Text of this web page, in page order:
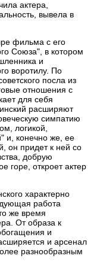
актера,
вывела в
фильма с его
Союза", в котором
и
воротилу. По
посла из
отношения с
для себя
расширяют
симпатию
логикой,
и, конечно же, ее
он придет к ней со
добрую
горе, откроет актер
характерно
работа
же время
От образа к
и
и арсенал
разнообразным